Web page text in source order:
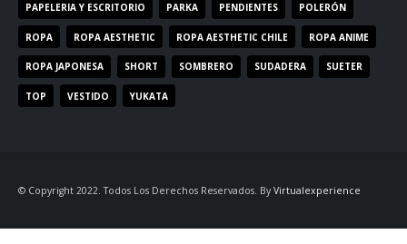
PAPELERIA Y ESCRITORIO PARKA PENDIENTES POLERÓN
ROPA ROPA AESTHETIC ROPA AESTHETIC CHILE ROPA ANIME
ROPA JAPONESA SHORT SOMBRERO SUDADERA SUETER
TOP VESTIDO YUKATA
© Copyright 2022. Todos Los Derechos Reservados. By Virtualexperience